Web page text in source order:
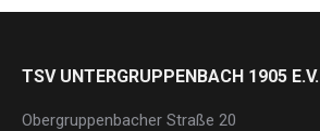
TSV UNTERGRUPPENBACH 1905 E.V.
Obergruppenbacher Straße 20